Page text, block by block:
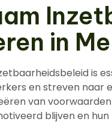
in
is
en streven naar
van
blijven en